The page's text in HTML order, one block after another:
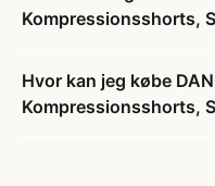
Kompressionsshorts,
Hvor kan jeg købe
Kompressionsshorts,